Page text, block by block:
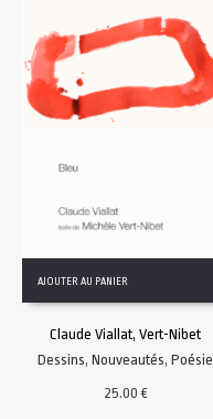
AJOUTER AU PANIER
Claude Viallat, Vert-Nibet
Dessins,Nouveautés,Poésie
25.00€